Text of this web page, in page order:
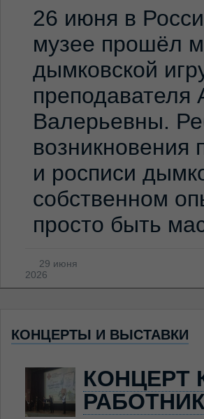
26 июня в
музее прошёл
дымковской
Валерьевны.
возникновения
и росписи
собственном
просто быть
29 июня
2026
КОНЦЕРТЫ И ВЫСТАВКИ
КОНЦЕРТ